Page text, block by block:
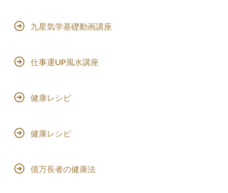
九星気学基礎動画講座
仕事運UP風水講座
健康レシピ
健康レシピ
億万長者の健康法